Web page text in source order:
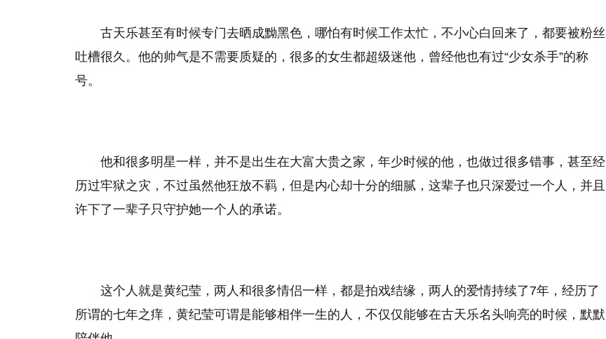
古天乐甚至有时候专门去晒成黝黑色，哪怕有时候工作太忙，不小心白回来了，都要被粉丝
吐槽很久。他的帅气是不需要质疑的，很多的女生都超级迷他，曾经他也有过“少女杀手”的称
号。
他和很多明星一样，并不是出生在大富大贵之家，年少时候的他，也做过很多错事，甚至经
历过牢狱之灾，不过虽然他狂放不羁，但是内心却十分的细腻，这辈子也只深爱过一个人，并且
许下了一辈子只守护她一个人的承诺。
这个人就是黄纪莹，两人和很多情侣一样，都是拍戏结缘，两人的爱情持续了7年，经历了
所谓的七年之痒，黄纪莹可谓是能够相伴一生的人，不仅仅能够在古天乐名头响亮的时候，默默